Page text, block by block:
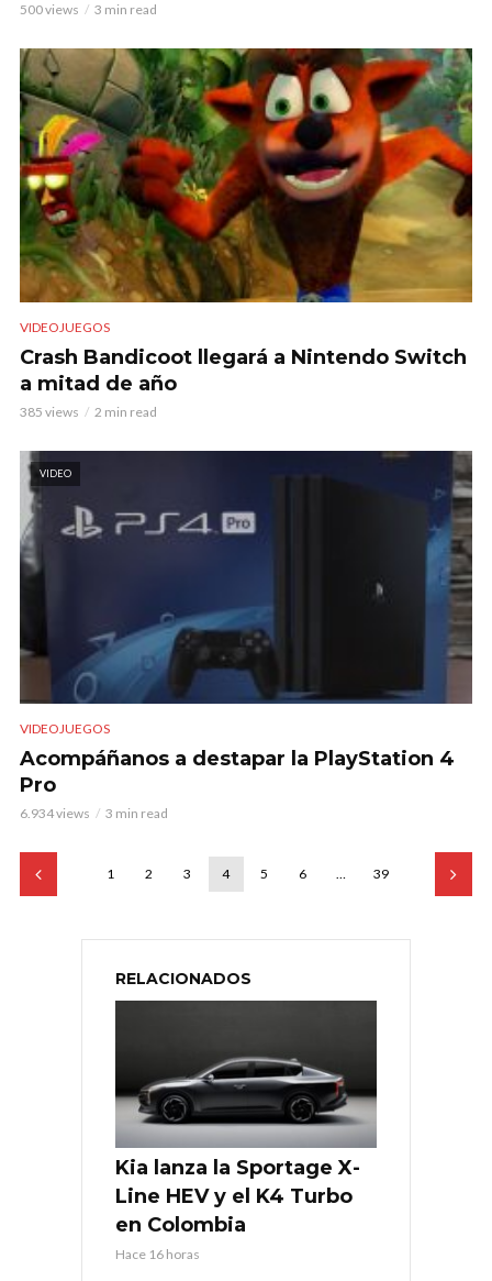
500 views 3 min read
VIDEOJUEGOS
Crash Bandicoot llegará a Nintendo Switch
a mitad de año
385 views 2 min read
VIDEO
VIDEOJUEGOS
Acompáñanos a destapar la PlayStation 4
Pro
6.934 views 3 min read
1 2 3 4 5 6 … 39
RELACIONADOS
Kia lanza la Sportage X-
Line HEV y el K4 Turbo
en Colombia
Hace 16 horas